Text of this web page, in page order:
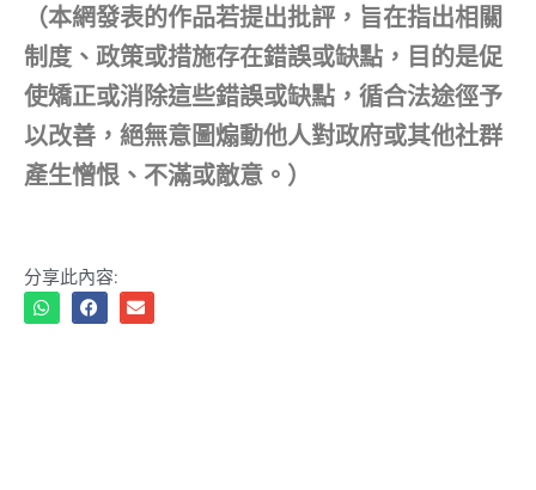
（本網發表的作品若提出批評，旨在指出相關
制度、政策或措施存在錯誤或缺點，目的是促
使矯正或消除這些錯誤或缺點，循合法途徑予
以改善，絕無意圖煽動他人對政府或其他社群
產生憎恨、不滿或敵意。）
分享此內容: